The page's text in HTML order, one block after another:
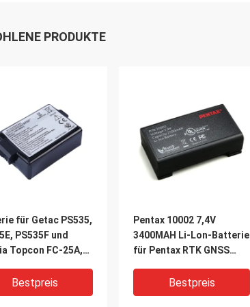
PRODUKTE
für Getac PS535,
PS535F und
Topcon FC-25A,
Bestpreis
Pentax 10002 7,4V
3400MAH Li-Lon-Batterie
für Pentax RTK GNSS
Bestpreis